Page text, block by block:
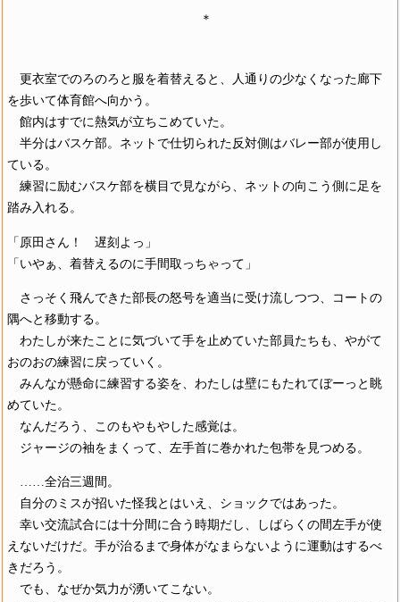
＊
更衣室でのろのろと服を着替えると、人通りの少なくなった廊下
を歩いて体育館へ向かう。
館内はすでに熱気が立ちこめていた。
半分はバスケ部。ネットで仕切られた反対側はバレー部が使用し
ている。
練習に励むバスケ部を横目で見ながら、ネットの向こう側に足を
踏み入れる。
「原田さん！ 遅刻よっ」
「いやぁ、着替えるのに手間取っちゃって」
さっそく飛んできた部長の怒号を適当に受け流しつつ、コートの
隅へと移動する。
わたしが来たことに気づいて手を止めていた部員たちも、やがて
おのおの練習に戻っていく。
みんなが懸命に練習する姿を、わたしは壁にもたれてぼーっと眺
めていた。
なんだろう、このもやもやした感覚は。
ジャージの袖をまくって、左手首に巻かれた包帯を見つめる。
……全治三週間。
自分のミスが招いた怪我とはいえ、ショックではあった。
幸い交流試合には十分間に合う時期だし、しばらくの間左手が使
えないだけだ。手が治るまで身体がなまらないように運動はするべ
きだろう。
でも、なぜか気力が湧いてこない。